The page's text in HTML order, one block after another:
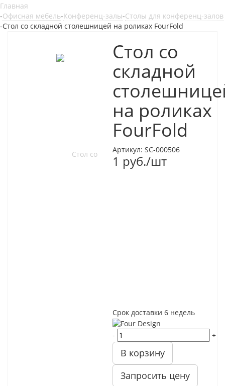
Главная
-Офисная мебель-Конференц-залы-Столы для конференц-залов
-Стол со складной столешницей на роликах FourFold
Стол со
складной
на роликах
FourFold
Артикул: SC-000506
1 руб./шт
Срок доставки 6 недель
- +
В корзину
Запросить цену